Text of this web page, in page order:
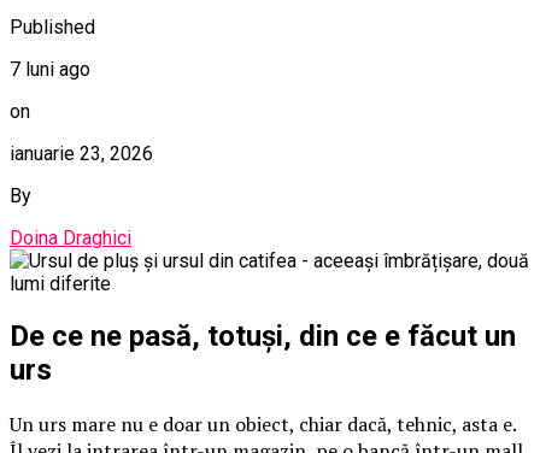
Published
7 luni ago
on
ianuarie 23, 2026
By
Doina Draghici
De ce ne pasă, totuși, din ce e făcut un
urs
Un urs mare nu e doar un obiect, chiar dacă, tehnic, asta e.